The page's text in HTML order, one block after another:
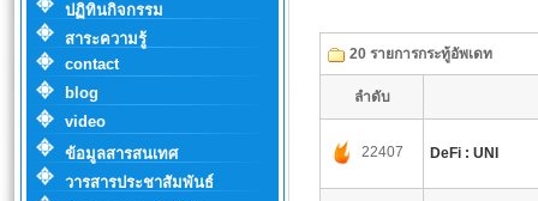
ปฏิทินกิจกรรม
สาระความรู้
contact
blog
video
ข้อมูลสารสนเทศ
วารสารประชาสัมพันธ์
20 รายการกระทู้อัพเดท
ลำดับ
22407 DeFi : UNI